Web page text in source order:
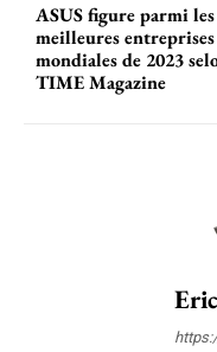
ASUS figure parmi les
meilleures entreprises
mondiales de 2023
TIME Magazine